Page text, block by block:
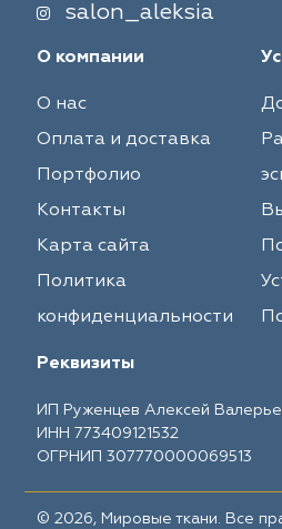
salon_aleksia
О компании
О нас
Оплата и доставка
Портфолио
Контакты
Карта сайта
Политика
конфиденциальности
Реквизиты
ИП Руженцев Алексей
ИНН 773409121532
ОГРНИП 307770000069513
© 2026, Мировые ткани. Все